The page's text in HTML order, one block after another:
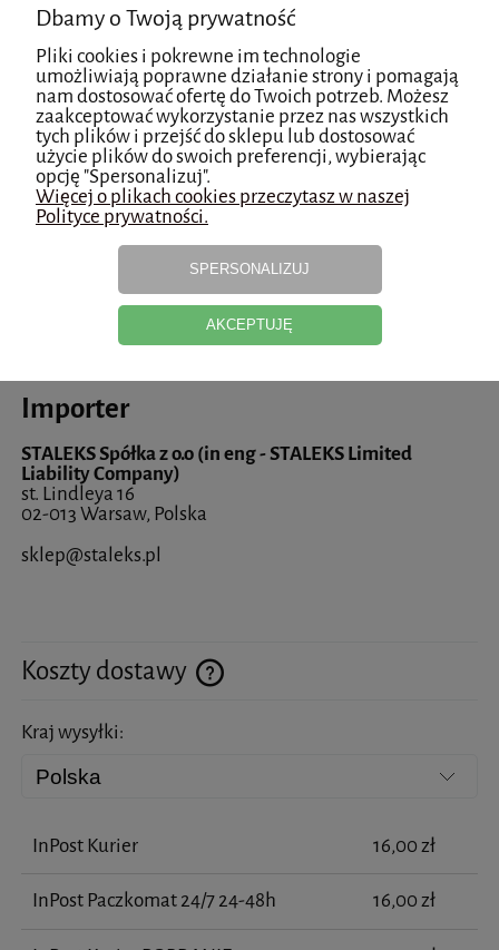
STALEKS LTD
78 Tsentralna Str., Vilshany urban-type settlement,
Dergachivsky district
62360 Kharkiv region, Ukraina
lawyerstaleks@gmail.com
Osoba odpowiedzialna na terenie UE
STALEKS Spółka z o.o (in eng - STALEKS Limited
st. Lindleya 16
02-013 Warsaw, Polska
sklep@staleks.pl
Importer
STALEKS Spółka z o.o (in eng - STALEKS Limited
Liability Company)
st. Lindleya 16
02-013 Warsaw, Polska
sklep@staleks.pl
Koszty dostawy
Cena nie zawiera ewentualnych kosztów płatności
Kraj wysyłki:
InPost Kurier 16,00 zł
InPost Paczkomat 24/7 24-48h 16,00 zł
Dbamy o Twoją prywatność
Pliki cookies i pokrewne im technologie
umożliwiają poprawne działanie strony i pomagają
nam dostosować ofertę do Twoich potrzeb. Możesz
zaakceptować wykorzystanie przez nas wszystkich
tych plików i przejść do sklepu lub dostosować
użycie plików do swoich preferencji, wybierając
opcję "Spersonalizuj".
Więcej o plikach cookies przeczytasz w naszej
Polityce prywatności.
SPERSONALIZUJ
AKCEPTUJĘ